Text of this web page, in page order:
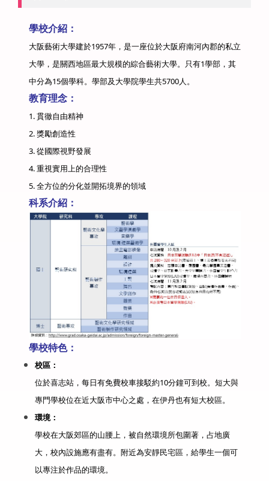
學校介紹：
大阪藝術大學建於1957年，是一座位於大阪府南河內郡的私立
大學，是關西地區最大規模的綜合藝術大學。只有1學部，其
中分為15個學科。學部及大學院學生共5700人。
教育理念：
1. 貫徹自由精神
2. 獎勵創造性
3. 從國際視野發展
4. 重視實用上的合理性
5. 全方位的分化並開拓境界的領域
科系介紹：
學校特色：
校區：
位於喜志站，每日有免費校車接駁約10分鐘可到校。短大與
專門學校位在近大阪市中心之處，在伊丹也有短大校區。
環境：
學校在大阪郊區的山腰上，被自然環境所包圍著，占地廣
大，校內設施應有盡有。附近為安靜民宅區，給學生一個可
以專注於作品的環境。